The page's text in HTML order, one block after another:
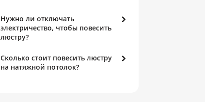
Нужно ли отключать
электричество, чтобы повесить
люстру?
Сколько стоит повесить люстру
на натяжной потолок?